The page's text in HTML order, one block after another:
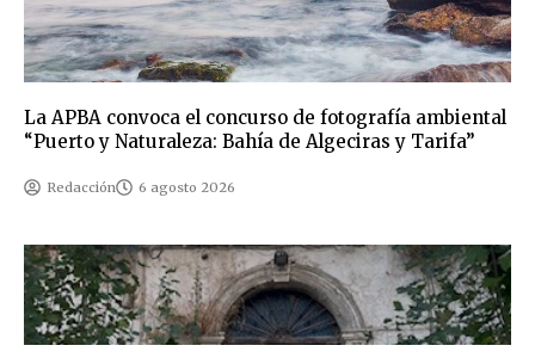
La APBA convoca el concurso de fotografía ambiental
“Puerto y Naturaleza: Bahía de Algeciras y Tarifa”
Redacción 6 agosto 2026